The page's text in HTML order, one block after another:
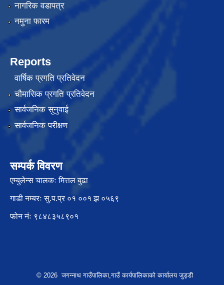
नागरिक वडापत्र
नमुना फारम
Reports
वार्षिक प्रगति प्रतिवेदन
चौमासिक प्रगति प्रतिवेदन
सार्वजनिक सुनुवाई
सार्वजनिक परीक्षण
सम्पर्क विवरण
एम्बुलेन्स चालकः मित्तल बुढा
गाडी नम्बरः सु.प.प्र ०१ ००१ झ ०५६९
फोन नंः ९८४८३५८९०१
© 2026 जगन्नाथ गाउँपालिका,गाउँ कार्यपालिकाको कार्यालय जुड्डी